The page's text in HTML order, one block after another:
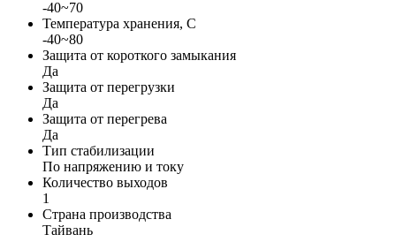
-40~70
Температура хранения, С
-40~80
Защита от короткого замыкания
Да
Защита от перегрузки
Да
Защита от перегрева
Да
Тип стабилизации
По напряжению и току
Количество выходов
1
Страна производства
Тайвань